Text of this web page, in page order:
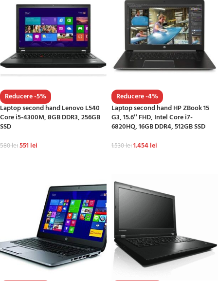
Reducere -5%
Laptop second hand Lenovo L540
Core i5-4300M, 8GB DDR3, 256GB
SSD
580lei551 lei
Reducere -4%
Laptop second hand HP ZBook 15
G3, 15.6″ FHD, Intel Core i7-
6820HQ, 16GB DDR4, 512GB SSD
1.530lei1.454lei